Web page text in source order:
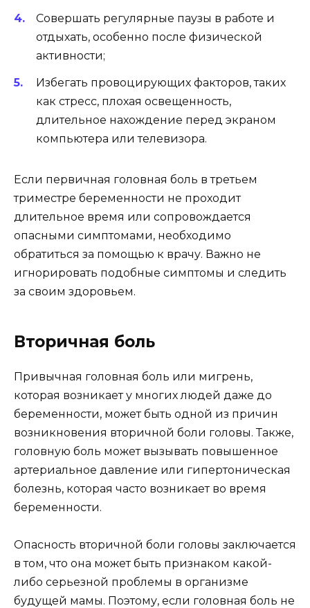
Совершать регулярные паузы в работе и
отдыхать, особенно после физической
активности;
Избегать провоцирующих факторов, таких
как стресс, плохая освещенность,
длительное нахождение перед экраном
компьютера или телевизора.
Если первичная головная боль в третьем
триместре беременности не проходит
длительное время или сопровождается
опасными симптомами, необходимо
обратиться за помощью к врачу. Важно не
игнорировать подобные симптомы и следить
за своим здоровьем.
Вторичная боль
Привычная головная боль или мигрень,
которая возникает у многих людей даже до
беременности, может быть одной из причин
возникновения вторичной боли головы. Также,
головную боль может вызывать повышенное
артериальное давление или гипертоническая
болезнь, которая часто возникает во время
беременности.
Опасность вторичной боли головы заключается
в том, что она может быть признаком какой-
либо серьезной проблемы в организме
будущей мамы. Поэтому, если головная боль не